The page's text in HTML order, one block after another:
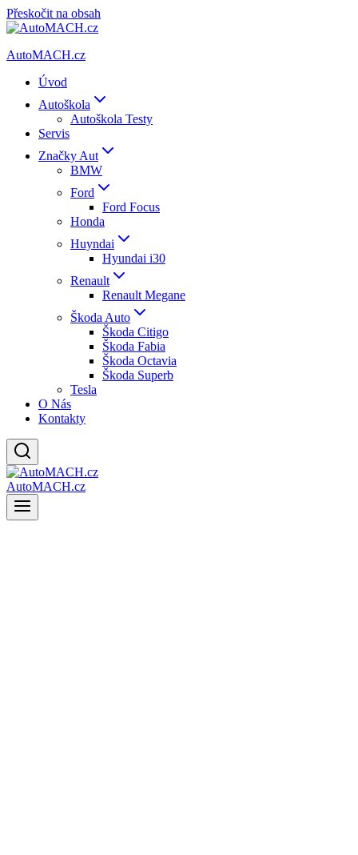
Přeskočit na obsah
AutoMACH.cz
Úvod
Autoškola
Autoškola Testy
Servis
Značky Aut
BMW
Ford
Ford Focus
Honda
Huyndai
Hyundai i30
Renault
Renault Megane
Škoda Auto
Škoda Citigo
Škoda Fabia
Škoda Octavia
Škoda Superb
Tesla
O Nás
Kontakty
AutoMACH.cz